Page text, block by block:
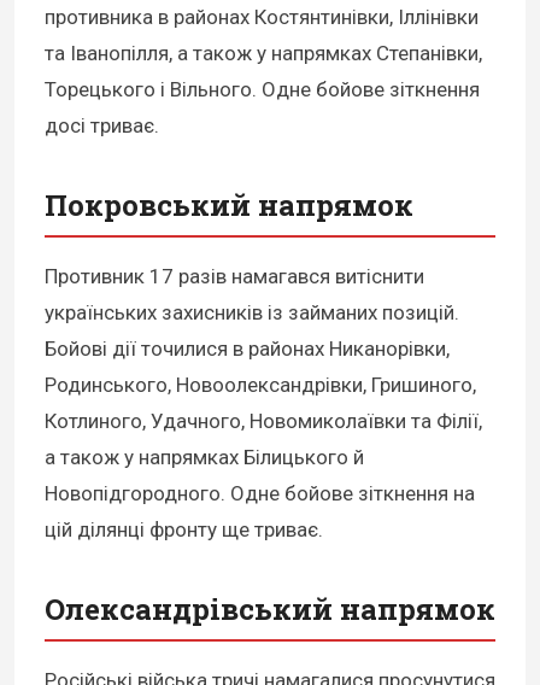
противника в районах Костянтинівки, Іллінівки
та Іванопілля, а також у напрямках Степанівки,
Торецького і Вільного. Одне бойове зіткнення
досі триває.
Покровський напрямок
Противник 17 разів намагався витіснити
українських захисників із займаних позицій.
Бойові дії точилися в районах Никанорівки,
Родинського, Новоолександрівки, Гришиного,
Котлиного, Удачного, Новомиколаївки та Філії,
а також у напрямках Білицького й
Новопідгородного. Одне бойове зіткнення на
цій ділянці фронту ще триває.
Олександрівський напрямок